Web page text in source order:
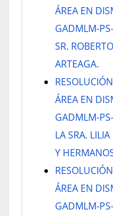
ÁREA EN
GADMLM-
SR.
ARTEAGA.
ÁREA EN
GADMLM-
LA SRA.
Y
ÁREA EN
GADMLM-